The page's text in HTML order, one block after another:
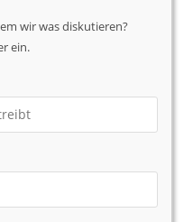
wir was diskutieren?
ein.